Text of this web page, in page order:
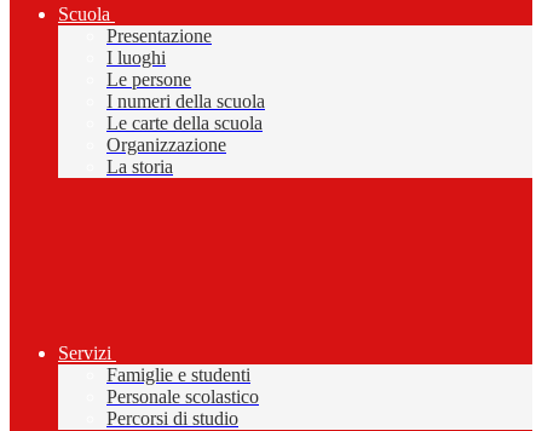
Scuola
Presentazione
I luoghi
Le persone
I numeri della scuola
Le carte della scuola
Organizzazione
La storia
Servizi
Famiglie e studenti
Personale scolastico
Percorsi di studio